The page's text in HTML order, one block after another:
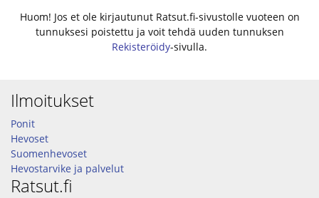
Huom! Jos et ole kirjautunut Ratsut.fi-sivustolle vuoteen on
tunnuksesi poistettu ja voit tehdä uuden tunnuksen
Rekisteröidy-sivulla.
Ilmoitukset
Ponit
Hevoset
Suomenhevoset
Hevostarvike ja palvelut
Ratsut.fi